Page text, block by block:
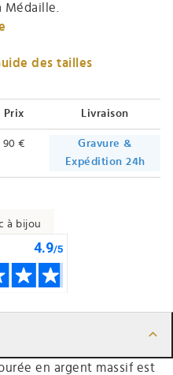
des tailles
Prix Livraison
90 €
Gravure &
Expédition 24h
à bijou
en argent massif est